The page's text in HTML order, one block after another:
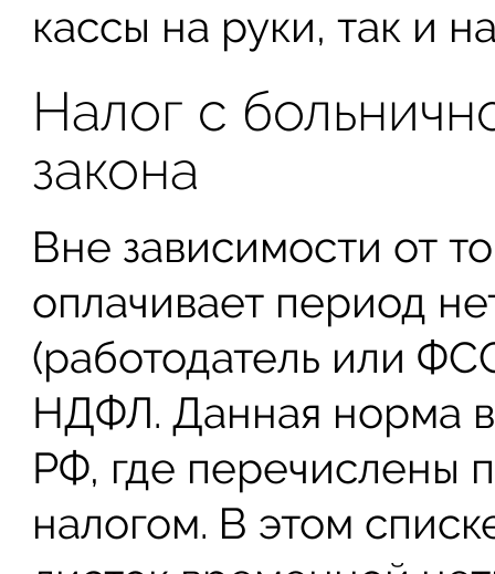
кассы на руки, так и
Налог с
закона
Вне зависимости от
оплачивает период
(работодатель или
НДФЛ. Данная норма
РФ, где перечислены
налогом. В этом